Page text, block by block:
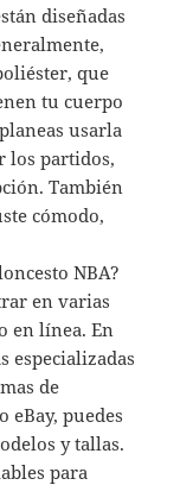
diseñadas
que
tu cuerpo
usarla
los partidos,
También
cómodo,
NBA?
en varias
en línea. En
especializadas
de
eBay, puedes
y tallas.
para